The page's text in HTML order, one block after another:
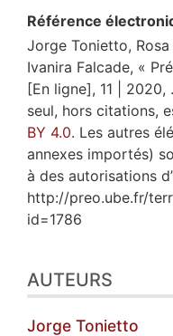
Référence
Jorge Tonietto,
Ivanira Falcade, «
[En ligne], 11 |
seul, hors citations,
BY 4.0. Les autres
annexes importés)
à des autorisations
http://preo.ube.fr/
id=1786
AUTEURS
Jorge Tonietto